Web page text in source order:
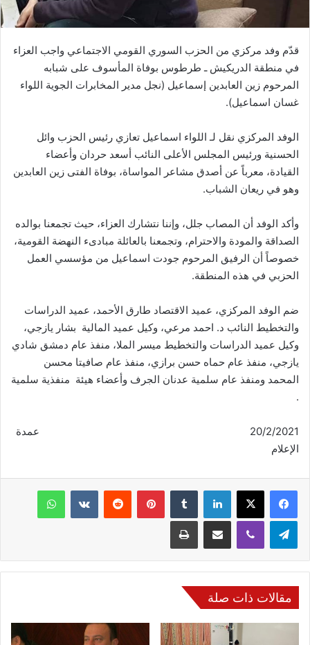
قدّم وفد مركزي من الحزب السوري القومي الاجتماعي واجب العزاء
في منطقة الدريكيش ـ طرطوس بوفاة المأسوف على شبابه
المرحوم زين العابدين إسماعيل (نجل مدير المخابرات الجوية اللواء
غسان اسماعيل).
الوفد المركزي نقل لـ اللواء اسماعيل تعازي رئيس الحزب وائل
الحسنية ورئيس المجلس الأعلى النائب أسعد حردان وأعضاء
القيادة، معرباً عن أصدق مشاعر المواساة، بوفاة الفتى زين العابدين
وهو في ريعان الشباب.
وأكد الوفد أن المصاب جلل، وإننا نتشارك العزاء، حيث تجمعنا بوالده
الصداقة والمودة والاحترام، وتجمعنا بالعائلة مبادىء النهضة القومية،
خصوصاً أن الرفيق المرحوم جودت اسماعيل من مؤسسي العمل
الحزبي في هذه المنطقة.
ضم الوفد المركزي، عميد الاقتصاد طارق الأحمد، عميد الدراسات
والتخطيط النائب د. احمد مرعي، وكيل عميد المالية بشار يازجي،
وكيل عميد الدراسات والتخطيط ميسر الملا، منفذ عام دمشق شادي
يازجي، منفذ عام حماه حسن برازي، منفذ عام صافيتا محسن
المحمد ومنفذ عام سلمية عدنان الجرف وأعضاء هيئة منفذية سلمية
.
20/2/2021 عمدة
الإعلام
فيسبوك لينكدإن بينتيريست
مقالات ذات صلة